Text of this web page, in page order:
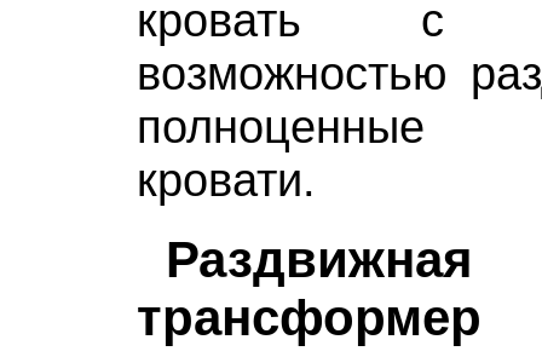
кровать с
возможностью
полноценные
кровати.
трансформер